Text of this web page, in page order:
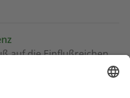
auf die Einflußreichen